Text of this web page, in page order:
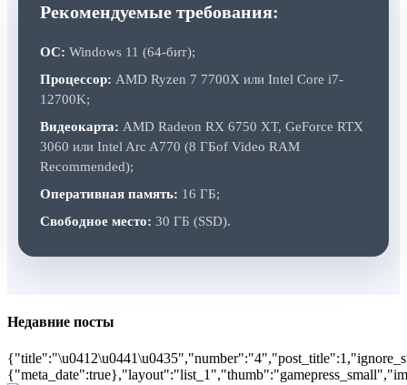
Рекомендуемые требования:
ОС: Windows 11 (64-бит);
Процессор: AMD Ryzen 7 7700X или Intel Core i7-
12700K;
Видеокарта: AMD Radeon RX 6750 XT, GeForce RTX
3060 или Intel Arc A770 (8 ГБof Video RAM
Recommended);
Оперативная память: 16 ГБ;
Свободное место: 30 ГБ (SSD).
Недавние посты